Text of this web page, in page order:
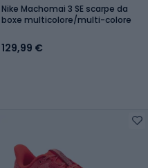
Nike Machomai 3 SE scarpe da
boxe multicolore/multi-colore
129,99 €